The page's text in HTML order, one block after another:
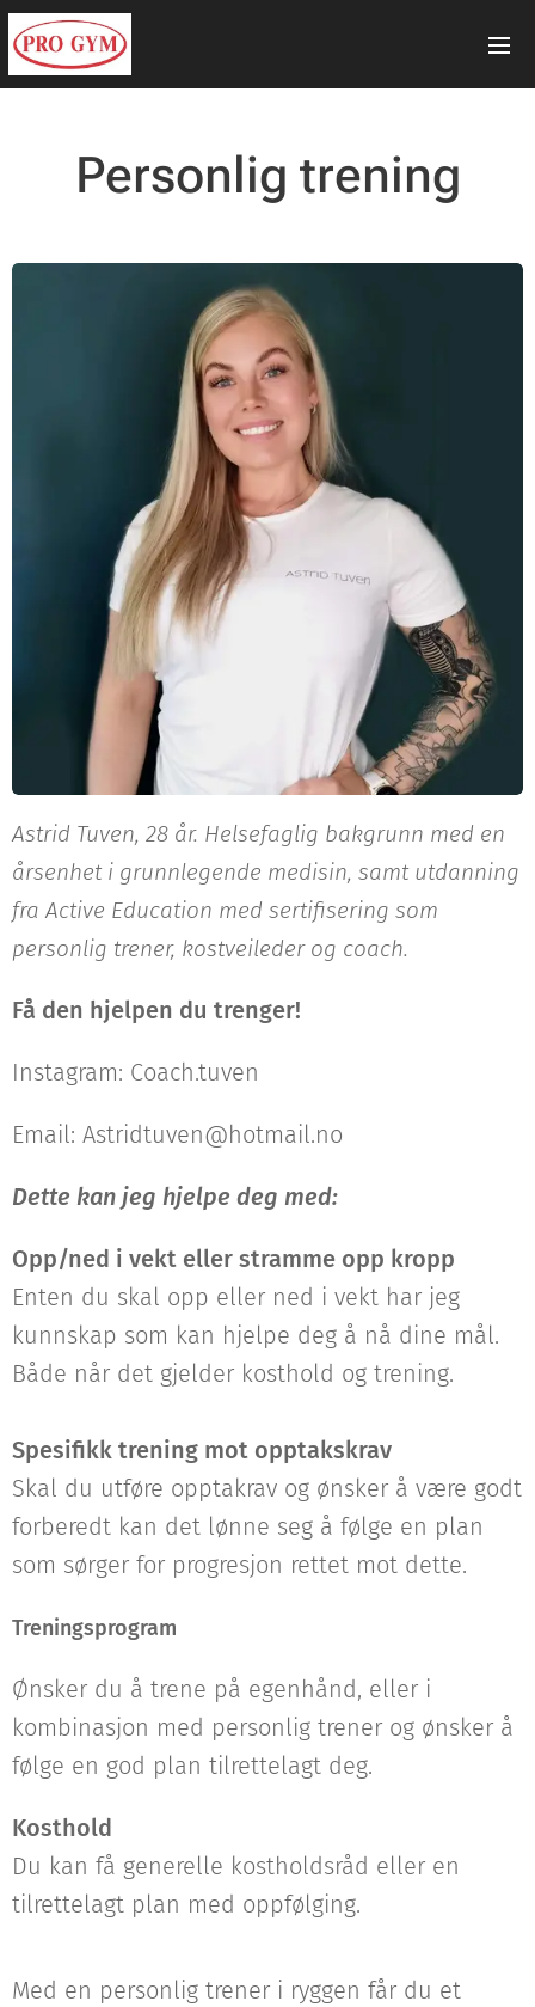
Personlig trening
Astrid Tuven, 28 år. Helsefaglig bakgrunn med en
årsenhet i grunnlegende medisin, samt utdanning
fra Active Education med sertifisering som
personlig trener, kostveileder og coach.
Få den hjelpen du trenger!
Instagram: Coach.tuven
Email: Astridtuven@hotmail.no
Dette kan jeg hjelpe deg med:
Opp/ned i vekt eller stramme opp kropp
Enten du skal opp eller ned i vekt har jeg
kunnskap som kan hjelpe deg å nå dine mål.
Både når det gjelder kosthold og trening.
Spesifikk trening mot opptakskrav
Skal du utføre opptakrav og ønsker å være godt
forberedt kan det lønne seg å følge en plan
som sørger for progresjon rettet mot dette.
Treningsprogram
Ønsker du å trene på egenhånd, eller i
kombinasjon med personlig trener og ønsker å
følge en god plan tilrettelagt deg.
Kosthold
Du kan få generelle kostholdsråd eller en
tilrettelagt plan med oppfølging.
Med en personlig trener i ryggen får du et